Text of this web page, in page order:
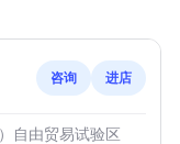
咨询 进店
自由贸易试验区